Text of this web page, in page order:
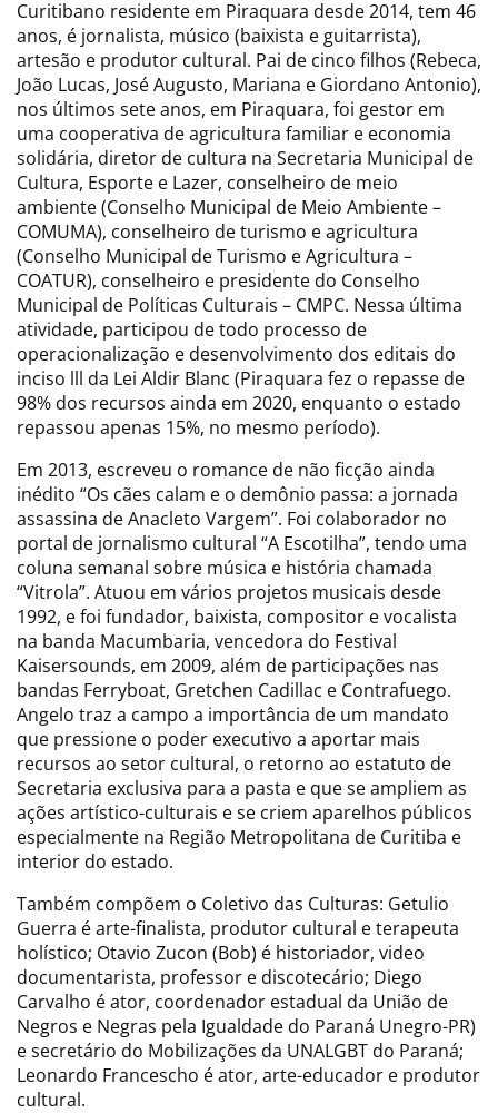
Curitibano residente em Piraquara desde 2014, tem 46
anos, é jornalista, músico (baixista e guitarrista),
artesão e produtor cultural. Pai de cinco filhos (Rebeca,
João Lucas, José Augusto, Mariana e Giordano Antonio),
nos últimos sete anos, em Piraquara, foi gestor em
uma cooperativa de agricultura familiar e economia
solidária, diretor de cultura na Secretaria Municipal de
Cultura, Esporte e Lazer, conselheiro de meio
ambiente (Conselho Municipal de Meio Ambiente –
COMUMA), conselheiro de turismo e agricultura
(Conselho Municipal de Turismo e Agricultura –
COATUR), conselheiro e presidente do Conselho
Municipal de Políticas Culturais – CMPC. Nessa última
atividade, participou de todo processo de
operacionalização e desenvolvimento dos editais do
inciso lll da Lei Aldir Blanc (Piraquara fez o repasse de
98% dos recursos ainda em 2020, enquanto o estado
repassou apenas 15%, no mesmo período).
Em 2013, escreveu o romance de não ficção ainda
inédito “Os cães calam e o demônio passa: a jornada
assassina de Anacleto Vargem”. Foi colaborador no
portal de jornalismo cultural “A Escotilha”, tendo uma
coluna semanal sobre música e história chamada
“Vitrola”. Atuou em vários projetos musicais desde
1992, e foi fundador, baixista, compositor e vocalista
na banda Macumbaria, vencedora do Festival
Kaisersounds, em 2009, além de participações nas
bandas Ferryboat, Gretchen Cadillac e Contrafuego.
Angelo traz a campo a importância de um mandato
que pressione o poder executivo a aportar mais
recursos ao setor cultural, o retorno ao estatuto de
Secretaria exclusiva para a pasta e que se ampliem as
ações artístico-culturais e se criem aparelhos públicos
especialmente na Região Metropolitana de Curitiba e
interior do estado.
Também compõem o Coletivo das Culturas: Getulio
Guerra é arte-finalista, produtor cultural e terapeuta
holístico; Otavio Zucon (Bob) é historiador, video
documentarista, professor e discotecário; Diego
Carvalho é ator, coordenador estadual da União de
Negros e Negras pela Igualdade do Paraná Unegro-PR)
e secretário do Mobilizações da UNALGBT do Paraná;
Leonardo Francescho é ator, arte-educador e produtor
cultural.